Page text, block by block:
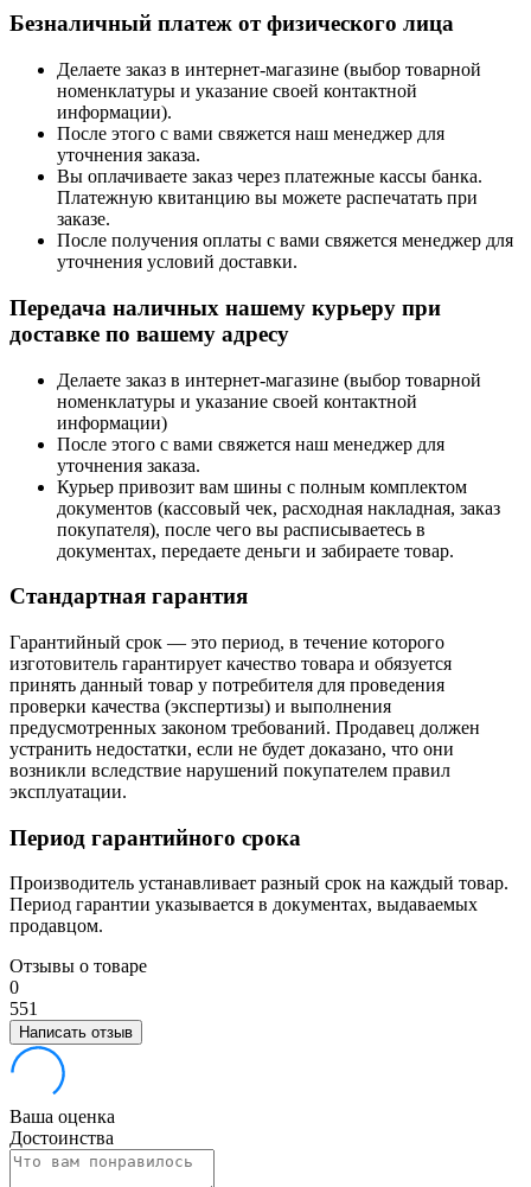
Безналичный платеж от физического лица
Делаете заказ в интернет-магазине (выбор товарной
номенклатуры и указание своей контактной
информации).
После этого с вами свяжется наш менеджер для
уточнения заказа.
Вы оплачиваете заказ через платежные кассы банка.
Платежную квитанцию вы можете распечатать при
заказе.
После получения оплаты с вами свяжется менеджер для
уточнения условий доставки.
Передача наличных нашему курьеру при
доставке по вашему адресу
Делаете заказ в интернет-магазине (выбор товарной
номенклатуры и указание своей контактной
информации)
После этого с вами свяжется наш менеджер для
уточнения заказа.
Курьер привозит вам шины с полным комплектом
документов (кассовый чек, расходная накладная, заказ
покупателя), после чего вы расписываетесь в
документах, передаете деньги и забираете товар.
Стандартная гарантия
Гарантийный срок — это период, в течение которого
изготовитель гарантирует качество товара и обязуется
принять данный товар у потребителя для проведения
проверки качества (экспертизы) и выполнения
предусмотренных законом требований. Продавец должен
устранить недостатки, если не будет доказано, что они
возникли вследствие нарушений покупателем правил
эксплуатации.
Период гарантийного срока
Производитель устанавливает разный срок на каждый товар.
Период гарантии указывается в документах, выдаваемых
продавцом.
Отзывы о товаре
0
551
Написать отзыв
Ваша оценка
Достоинства